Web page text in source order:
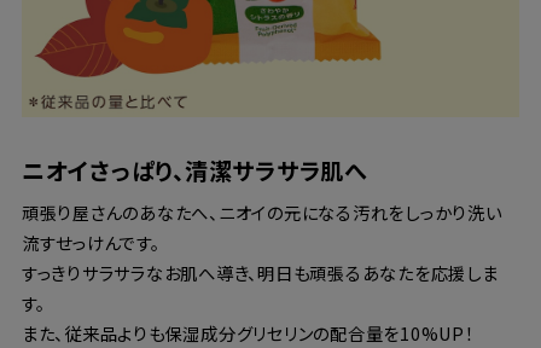
ニオイさっぱり、清潔サラサラ肌へ
頑張り屋さんのあなたへ、ニオイの元になる汚れをしっかり洗い
流すせっけんです。
すっきりサラサラなお肌へ導き、明日も頑張るあなたを応援しま
す。
また、従来品よりも保湿成分グリセリンの配合量を10%UP！